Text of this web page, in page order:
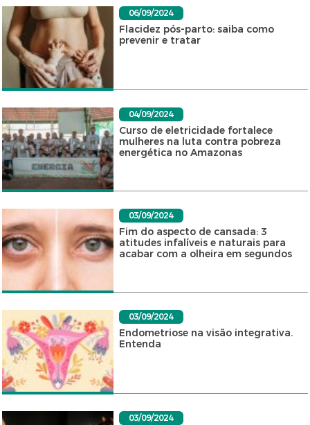
06/09/2024
Flacidez pós-parto: saiba como
prevenir e tratar
04/09/2024
Curso de eletricidade fortalece
mulheres na luta contra pobreza
energética no Amazonas
03/09/2024
Fim do aspecto de cansada: 3
atitudes infalíveis e naturais para
acabar com a olheira em segundos
03/09/2024
Endometriose na visão integrativa.
Entenda
03/09/2024